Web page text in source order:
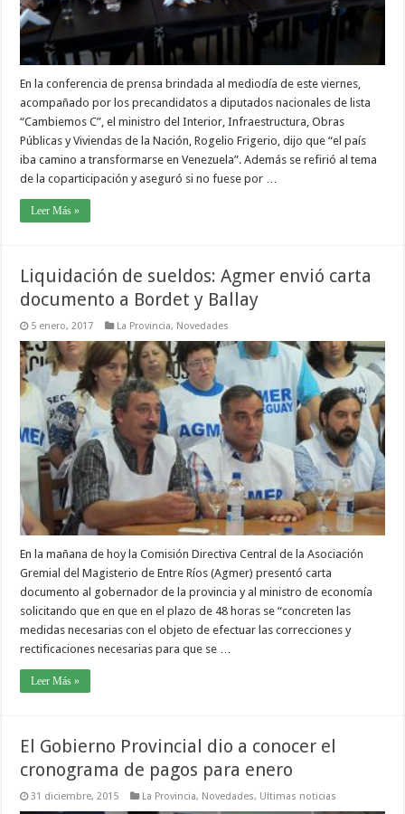
En la conferencia de prensa brindada al mediodía de este viernes,
acompañado por los precandidatos a diputados nacionales de lista
“Cambiemos C”, el ministro del Interior, Infraestructura, Obras
Públicas y Viviendas de la Nación, Rogelio Frigerio, dijo que “el país
iba camino a transformarse en Venezuela”. Además se refirió al tema
de la coparticipación y aseguró si no fuese por …
Leer Más »
Liquidación de sueldos: Agmer envió carta
documento a Bordet y Ballay
5 enero, 2017 La Provincia, Novedades
En la mañana de hoy la Comisión Directiva Central de la Asociación
Gremial del Magisterio de Entre Ríos (Agmer) presentó carta
documento al gobernador de la provincia y al ministro de economía
solicitando que en que en el plazo de 48 horas se “concreten las
medidas necesarias con el objeto de efectuar las correcciones y
rectificaciones necesarias para que se …
Leer Más »
El Gobierno Provincial dio a conocer el
cronograma de pagos para enero
31 diciembre, 2015 La Provincia, Novedades, Ultimas noticias